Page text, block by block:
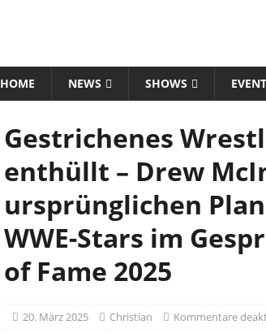
HOME NEWS SHOWS
Gestrichenes
enthüllt – Drew
ursprünglichen
WWE-Stars im
of Fame 2025
20. März 2025 Christian Kommentare